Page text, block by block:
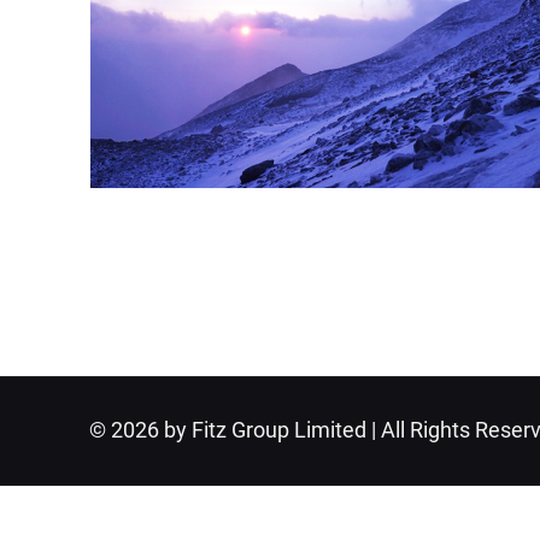
© 2026 by Fitz Group Limited | All Rights